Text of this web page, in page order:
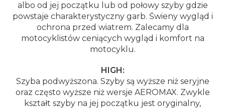
albo od jej początku lub od połowy szyby gdzie
powstaje charakterystyczny garb. Świeny wygląd i
ochrona przed wiatrem. Zalecamy dla
motocyklistów ceniących wygląd i komfort na
motocyklu.
HIGH:
Szyba podwyższona. Szyby są wyższe niż seryjne
oraz często wyższe niż wersje AEROMAX. Zwykle
kształt szyby na jej początku jest oryginalny,